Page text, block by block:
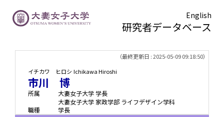
English
研究者データベース
（最終更新日 : 2025-05-09 09:18:50）
イチカワ ヒロシ Ichikawa Hiroshi
市川 博
所属
大妻女子大学 学長
大妻女子大学 家政学部 ライフデザイン学科
職種
学長